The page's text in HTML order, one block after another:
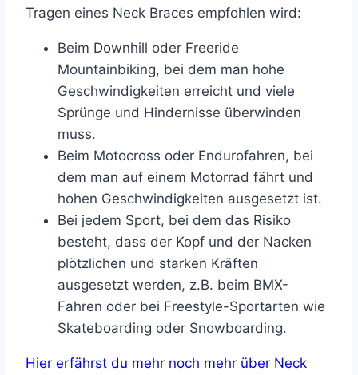
Tragen eines Neck Braces empfohlen wird:
Beim Downhill oder Freeride
Mountainbiking, bei dem man hohe
Geschwindigkeiten erreicht und viele
Sprünge und Hindernisse überwinden
muss.
Beim Motocross oder Endurofahren, bei
dem man auf einem Motorrad fährt und
hohen Geschwindigkeiten ausgesetzt ist.
Bei jedem Sport, bei dem das Risiko
besteht, dass der Kopf und der Nacken
plötzlichen und starken Kräften
ausgesetzt werden, z.B. beim BMX-
Fahren oder bei Freestyle-Sportarten wie
Skateboarding oder Snowboarding.
Hier erfährst du mehr noch mehr über Neck